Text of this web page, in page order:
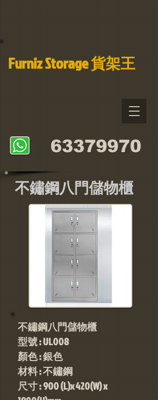
Furniz Storage 貨架王
​63379970
不鏽鋼八門儲物櫃
不鏽鋼八門儲物櫃
型號 : UL008
顏色 : 銀色
材料 : 不鏽鋼
尺寸 : 900 (L)x 420(W) x